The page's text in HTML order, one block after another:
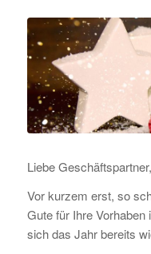
Liebe
Vor kurzem erst, so
Gute für Ihre Vorhaben
sich das Jahr bereits